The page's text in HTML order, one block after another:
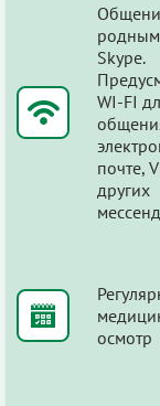
Skype.
WI-FI
почте,
других
осмотр